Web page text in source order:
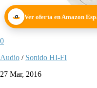
Ver oferta en Amazon
0
Audio / Sonido HI-FI
27 Mar, 2016